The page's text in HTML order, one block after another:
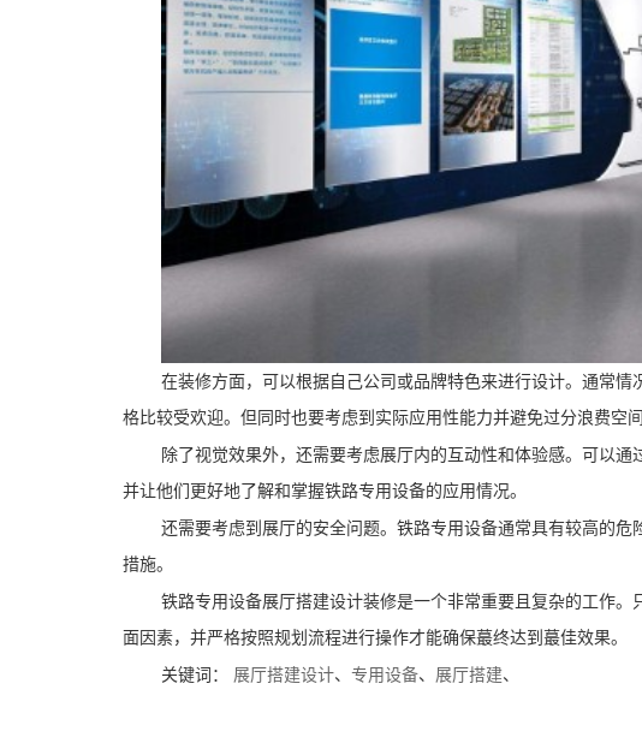
在装修方面，可以根据自己公司或品牌特色来进行设计。通常
格比较受欢迎。但同时也要考虑到实际应用性能力并避免过分浪费空间
除了视觉效果外，还需要考虑展厅内的互动性和体验感。可以
并让他们更好地了解和掌握铁路专用设备的应用情况。
还需要考虑到展厅的安全问题。铁路专用设备通常具有较高的
措施。
铁路专用设备展厅搭建设计装修是一个非常重要且复杂的工作
面因素，并严格按照规划流程进行操作才能确保蕞终达到蕞佳效果。
关键词： 展厅搭建设计、 专用设备、 展厅搭建、